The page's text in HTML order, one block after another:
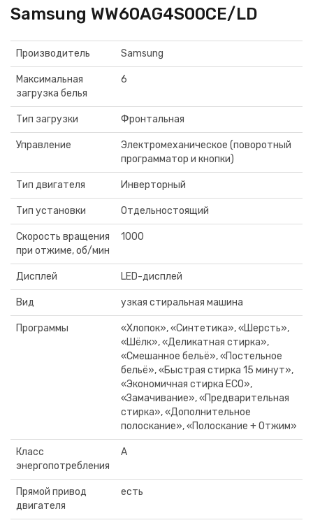
Samsung WW60AG4S00CE/LD
Производитель Samsung
Максимальная
загрузка белья
6
Тип загрузки Фронтальная
Управление
Электромеханическое (поворотный
программатор и кнопки)
Тип двигателя Инверторный
Тип установки Отдельностоящий
Скорость вращения
при отжиме, об/мин
1000
Дисплей LED-дисплей
Вид узкая стиральная машина
Программы
«Хлопок», «Синтетика», «Шерсть»,
«Шёлк», «Деликатная стирка»,
«Смешанное бельё», «Постельное
бельё», «Быстрая стирка 15 минут»,
«Экономичная стирка ECO»,
«Замачивание», «Предварительная
стирка», «Дополнительное
полоскание», «Полоскание + Отжим»
Класс
энергопотребления
A
Прямой привод
двигателя
есть